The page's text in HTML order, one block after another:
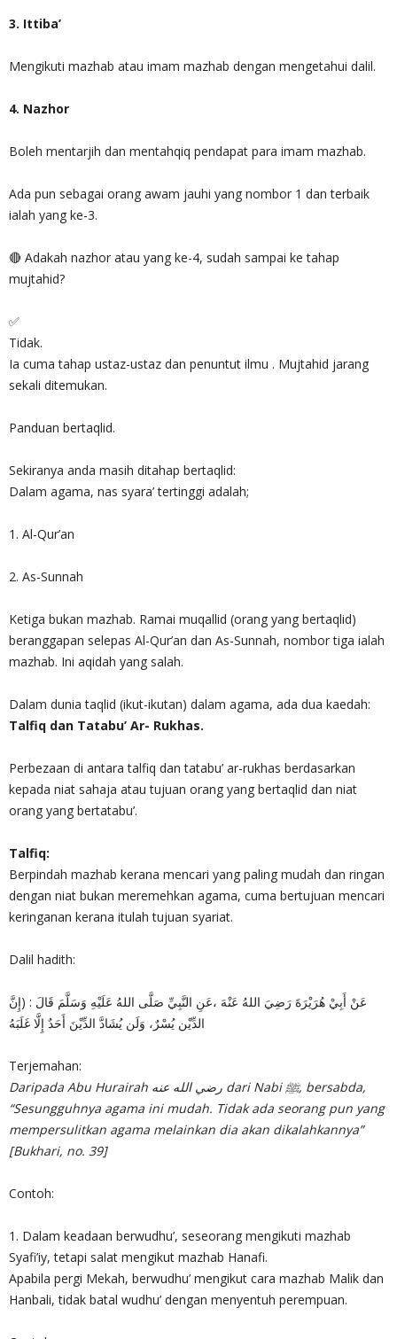
3. Ittiba’
Mengikuti mazhab atau imam mazhab dengan mengetahui dalil.
4. Nazhor
Boleh mentarjih dan mentahqiq pendapat para imam mazhab.
Ada pun sebagai orang awam jauhi yang nombor 1 dan terbaik
ialah yang ke-3.
🔴 Adakah nazhor atau yang ke-4, sudah sampai ke tahap
mujtahid?
✅
Tidak.
Ia cuma tahap ustaz-ustaz dan penuntut ilmu . Mujtahid jarang
sekali ditemukan.
Panduan bertaqlid.
Sekiranya anda masih ditahap bertaqlid:
Dalam agama, nas syara’ tertinggi adalah;
1. Al-Qur’an
2. As-Sunnah
Ketiga bukan mazhab. Ramai muqallid (orang yang bertaqlid)
beranggapan selepas Al-Qur’an dan As-Sunnah, nombor tiga ialah
mazhab. Ini aqidah yang salah.
Dalam dunia taqlid (ikut-ikutan) dalam agama, ada dua kaedah:
Talfiq dan Tatabu’ Ar- Rukhas.
Perbezaan di antara talfiq dan tatabu’ ar-rukhas berdasarkan
kepada niat sahaja atau tujuan orang yang bertaqlid dan niat
orang yang bertatabu’.
Talfiq:
Berpindah mazhab kerana mencari yang paling mudah dan ringan
dengan niat bukan meremehkan agama, cuma bertujuan mencari
keringanan kerana itulah tujuan syariat.
Dalil hadith:
عَنْ أَبِيْ هُرَيْرَةَ رَضِيَ اللهُ عَنْهَ ،عَنِ النَّبِيِّ صَلَّى اللهُ عَلَيْهِ وَسَلَّمَ قَالَ : (إِنَّ
الدِّيْن يُسْرٌ، وَلَن يُشَادَّ الدِّيْنَ أَحَدٌ إِلَّا غَلَبَهُ
Terjemahan:
Daripada Abu Hurairah رضي الله عنه dari Nabi ﷺ, bersabda,
“Sesungguhnya agama ini mudah. Tidak ada seorang pun yang
mempersulitkan agama melainkan dia akan dikalahkannya”
[Bukhari, no. 39]
Contoh:
1. Dalam keadaan berwudhu’, seseorang mengikuti mazhab
Syafi’iy, tetapi salat mengikut mazhab Hanafi.
Apabila pergi Mekah, berwudhu’ mengikut cara mazhab Malik dan
Hanbali, tidak batal wudhu’ dengan menyentuh perempuan.